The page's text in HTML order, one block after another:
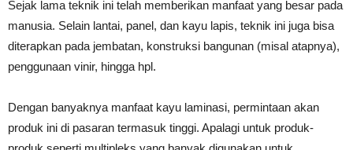
Sejak lama teknik ini telah memberikan manfaat yang besar pada
manusia. Selain lantai, panel, dan kayu lapis, teknik ini juga bisa
diterapkan pada jembatan, konstruksi bangunan (misal atapnya),
penggunaan vinir, hingga hpl.
Dengan banyaknya manfaat kayu laminasi, permintaan akan
produk ini di pasaran termasuk tinggi. Apalagi untuk produk-